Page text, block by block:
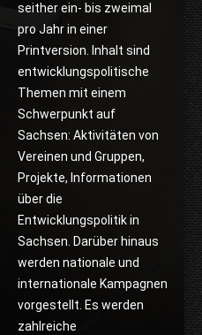
seither ein- bis zweimal
pro Jahr in einer
Printversion. Inhalt sind
entwicklungspolitische
Themen mit einem
Schwerpunkt auf
Sachsen: Aktivitäten von
Vereinen und Gruppen,
Projekte, Informationen
über die
Entwicklungspolitik in
Sachsen. Darüber hinaus
werden nationale und
internationale Kampagnen
vorgestellt. Es werden
zahlreiche